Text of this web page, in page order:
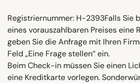
Registriernummer: H-2393Falls Sie
eines vorauszahlbaren Preises eine
geben Sie die Anfrage mit Ihren
Feld „Eine Frage stellen“ ein.
Beim Check-in müssen Sie einen
eine Kreditkarte vorlegen.